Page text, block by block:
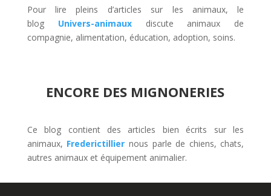
Pour lire pleins d’articles sur les animaux, le
blog Univers-animauxdiscute animaux de
compagnie, alimentation, éducation, adoption, soins.
ENCORE DES MIGNONERIES
Ce blog contient des articles bien écrits sur les
animaux, Frederictillier nous parle de chiens, chats,
autres animaux et équipement animalier.